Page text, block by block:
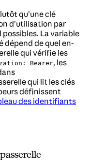
qu’une clé
d’utilisation par
La variable
dépend de quel en-
qui vérifie les
Bearer, les
qui lit les clés
définissent
des identifiants